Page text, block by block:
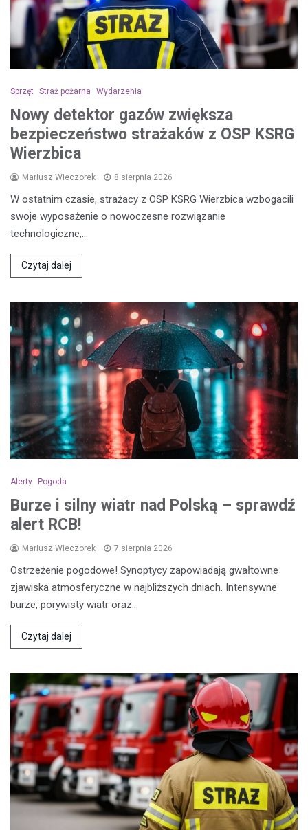
Sprzęt Straż pożarna Wydarzenia
Nowy detektor gazów zwiększa
bezpieczeństwo strażaków z OSP KSRG
Wierzbica
Mariusz Wieczorek 8 sierpnia 2026
W ostatnim czasie, strażacy z OSP KSRG Wierzbica wzbogacili
swoje wyposażenie o nowoczesne rozwiązanie
technologiczne,…
Czytaj dalej
Alerty Pogoda
Burze i silny wiatr nad Polską – sprawdź
alert RCB!
Mariusz Wieczorek 7 sierpnia 2026
Ostrzeżenie pogodowe! Synoptycy zapowiadają gwałtowne
zjawiska atmosferyczne w najbliższych dniach. Intensywne
burze, porywisty wiatr oraz…
Czytaj dalej